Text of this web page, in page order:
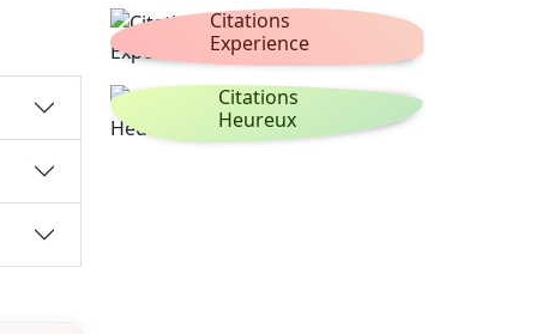
Citations
Experience
Citations
Heureux